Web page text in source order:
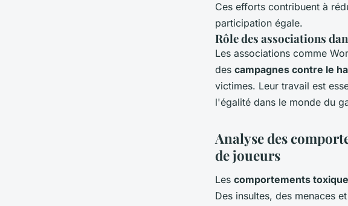
Ces efforts contribuent à
participation égale.
Rôle des associations
Les associations comme
des campagnes contre le
victimes. Leur travail est
l'égalité dans le monde du
Analyse des
de joueurs
Les comportements
Des insultes, des menaces